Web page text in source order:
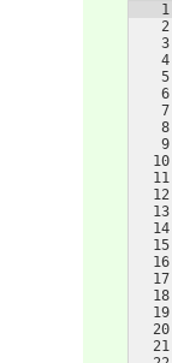
1
2
3
4
5
6
7
8
9
10
11
12
13
14
15
16
17
18
19
20
21